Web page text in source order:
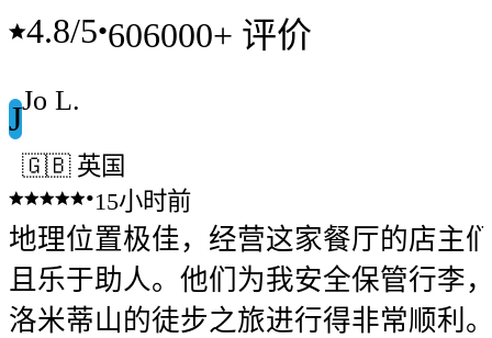
4.8/5•606000+ 评价
JJo L.
🇬🇧 英国
•15小时前
地理位置极佳，经营这家餐厅的店主
且乐于助人。他们为我安全保管行李
洛米蒂山的徒步之旅进行得非常顺利